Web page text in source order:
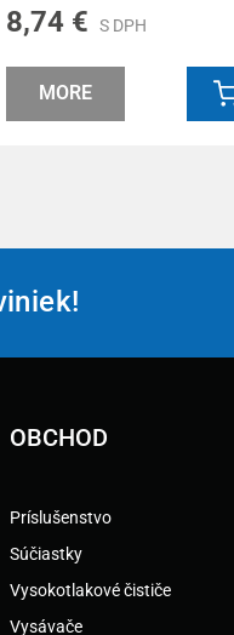
8,74 € S DPH
MORE
OBCHOD
Príslušenstvo
Súčiastky
Vysokotlakové čističe
Vysávače